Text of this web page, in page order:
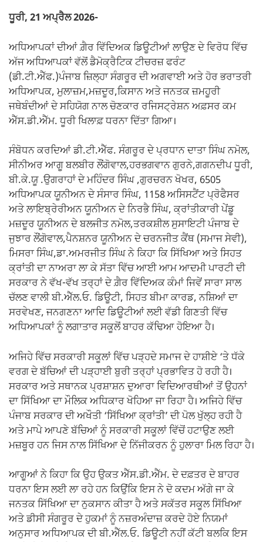
ਧੂਰੀ, 21 ਅਪ੍ਰੈਲ 2026-
ਅਧਿਆਪਕਾਂ ਦੀਆਂ ਗ਼ੈਰ ਵਿੱਦਿਅਕ ਡਿਊਟੀਆਂ ਲਾਉਣ ਦੇ ਵਿਰੋਧ ਵਿੱਚ
ਅੱਜ ਅਧਿਆਪਕਾਂ ਵੱਲੋਂ ਡੈਮੋਕ੍ਰੈਟਿਕ ਟੀਚਰਜ਼ ਫਰੰਟ
(ਡੀ.ਟੀ.ਐੱਫ.)ਪੰਜਾਬ ਜ਼ਿਲ੍ਹਾ ਸੰਗਰੂਰ ਦੀ ਅਗਵਾਈ ਅਤੇ ਹੋਰ ਭਰਾਤਰੀ
ਅਧਿਆਪਕ, ਮੁਲਾਜ਼ਮ,ਮਜ਼ਦੂਰ,ਕਿਸਾਨ ਅਤੇ ਜਨਤਕ ਜ਼ਮਹੂਰੀ
ਜਥੇਬੰਦੀਆਂ ਦੇ ਸਹਿਯੋਗ ਨਾਲ ਚੋਣਕਾਰ ਰਜਿਸਟ੍ਰੇਸ਼ਨ ਅਫ਼ਸਰ ਕਮ
ਐੱਸ.ਡੀ.ਐੱਮ. ਧੂਰੀ ਖਿਲਾਫ਼ ਧਰਨਾ ਦਿੱਤਾ ਗਿਆ।
ਸੰਬੋਧਨ ਕਰਦਿਆਂ ਡੀ.ਟੀ.ਐੱਫ. ਸੰਗਰੂਰ ਦੇ ਪ੍ਰਧਾਨ ਦਾਤਾ ਸਿੰਘ ਨਮੋਲ,
ਸੀਨੀਅਰ ਆਗੂ ਬਲਬੀਰ ਲੌਂਗੋਵਾਲ,ਹਰਭਗਵਾਨ ਗੁਰਨੇ,ਗਗਨਦੀਪ ਧੂਰੀ,
ਬੀ.ਕੇ.ਯੂ .ਉਗਰਾਹਾਂ ਦੇ ਮਹਿੰਦਰ ਸਿੰਘ ,ਗੁਰਚਰਨ ਖੋਖਰ, 6505
ਅਧਿਆਪਕ ਯੂਨੀਅਨ ਦੇ ਸੰਸਾਰ ਸਿੰਘ, 1158 ਅਸਿਸਟੈਂਟ ਪ੍ਰੋਫੈਸਰ
ਅਤੇ ਲਾਇਬ੍ਰੇਰੀਅਨ ਯੂਨੀਅਨ ਦੇ ਨਿਰਭੈ ਸਿੰਘ, ਕ੍ਰਾਂਤੀਕਾਰੀ ਪੇਂਡੂ
ਮਜ਼ਦੂਰ ਯੂਨੀਅਨ ਦੇ ਬਲਜੀਤ ਨਮੋਲ,ਤਰਕਸ਼ੀਲ ਸੁਸਾਇਟੀ ਪੰਜਾਬ ਦੇ
ਜੁਝਾਰ ਲੌਂਗੋਵਾਲ,ਪੈਨਸ਼ਨਰ ਯੂਨੀਅਨ ਦੇ ਚਰਨਜੀਤ ਕੈਂਥ (ਸਮਾਜ ਸੇਵੀ),
ਮਿਸਰਾ ਸਿੰਘ,ਡਾ.ਅਮਰਜੀਤ ਸਿੰਘ ਨੇ ਕਿਹਾ ਕਿ ਸਿੱਖਿਆ ਅਤੇ ਸਿਹਤ
ਕ੍ਰਾਂਤੀ ਦਾ ਨਾਅਰਾ ਲਾ ਕੇ ਸੱਤਾ ਵਿੱਚ ਆਈ ਆਮ ਆਦਮੀ ਪਾਰਟੀ ਦੀ
ਸਰਕਾਰ ਨੇ ਵੱਖ-ਵੱਖ ਤਰ੍ਹਾਂ ਦੇ ਗ਼ੈਰ ਵਿੱਦਿਅਕ ਕੰਮਾਂ ਜਿਵੇਂ ਸਾਰਾ ਸਾਲ
ਚੱਲਣ ਵਾਲੀ ਬੀ.ਐੱਲ.ਓ. ਡਿਊਟੀ, ਸਿਹਤ ਬੀਮਾ ਕਾਰਡ, ਨਸ਼ਿਆਂ ਦਾ
ਸਰਵੇਖਣ, ਜਨਗਣਨਾ ਆਦਿ ਡਿਊਟੀਆਂ ਲਈ ਵੱਡੀ ਗਿਣਤੀ ਵਿੱਚ
ਅਧਿਆਪਕਾਂ ਨੂੰ ਲਗਾਤਾਰ ਸਕੂਲੋਂ ਬਾਹਰ ਕੱਢਿਆ ਹੋਇਆ ਹੈ।
ਅਜਿਹੇ ਵਿੱਚ ਸਰਕਾਰੀ ਸਕੂਲਾਂ ਵਿੱਚ ਪੜ੍ਹਦੇ ਸਮਾਜ ਦੇ ਹਾਸ਼ੀਏ ‘ਤੇ ਧੱਕੇ
ਵਰਗ ਦੇ ਬੱਚਿਆਂ ਦੀ ਪੜ੍ਹਾਈ ਬੁਰੀ ਤਰ੍ਹਾਂ ਪ੍ਰਭਾਵਿਤ ਹੋ ਰਹੀ ਹੈ।
ਸਰਕਾਰ ਅਤੇ ਸਥਾਨਕ ਪ੍ਰਸ਼ਾਸ਼ਨ ਦੁਆਰਾ ਵਿਦਿਆਰਥੀਆਂ ਤੋਂ ਉਹਨਾਂ
ਦਾ ਸਿੱਖਿਆ ਦਾ ਮੌਲਿਕ ਅਧਿਕਾਰ ਖੋਹਿਆ ਜਾ ਰਿਹਾ ਹੈ। ਅਜਿਹੇ ਵਿੱਚ
ਪੰਜਾਬ ਸਰਕਾਰ ਦੀ ਅਖੌਤੀ ‘ਸਿੱਖਿਆ ਕ੍ਰਾਂਤੀ’ ਦੀ ਪੋਲ ਖੁੱਲ੍ਹ ਰਹੀ ਹੈ
ਅਤੇ ਮਾਪੇ ਆਪਣੇ ਬੱਚਿਆਂ ਨੂੰ ਸਰਕਾਰੀ ਸਕੂਲਾਂ ਵਿੱਚੋਂ ਹਟਾਉਣ ਲਈ
ਮਜ਼ਬੂਰ ਹਨ ਜਿਸ ਨਾਲ ਸਿੱਖਿਆ ਦੇ ਨਿੱਜੀਕਰਨ ਨੂੰ ਹੁਲਾਰਾ ਮਿਲ ਰਿਹਾ ਹੈ।
ਆਗੂਆਂ ਨੇ ਕਿਹਾ ਕਿ ਉਹ ਉਕਤ ਐੱਸ.ਡੀ.ਐੱਮ. ਦੇ ਦਫ਼ਤਰ ਦੇ ਬਾਹਰ
ਧਰਨਾ ਇਸ ਲਈ ਲਾ ਰਹੇ ਹਨ ਕਿਉਂਕਿ ਇਸ ਨੇ ਦੋ ਕਦਮ ਅੱਗੇ ਜਾ ਕੇ
ਜਨਤਕ ਸਿੱਖਿਆ ਦਾ ਨੁਕਸਾਨ ਕੀਤਾ ਹੈ ਅਤੇ ਸਕੱਤਰ ਸਕੂਲ ਸਿੱਖਿਆ
ਅਤੇ ਡੀਸੀ ਸੰਗਰੂਰ ਦੇ ਹੁਕਮਾਂ ਨੂੰ ਨਜ਼ਰਅੰਦਾਜ਼ ਕਰਦੇ ਹੋਏ ਨਿਯਮਾਂ
ਅਨੁਸਾਰ ਅਧਿਆਪਕ ਦੀ ਬੀ.ਐੱਲ.ਓ. ਡਿਊਟੀ ਨਹੀਂ ਕੱਟੀ ਬਲਕਿ ਇਸ